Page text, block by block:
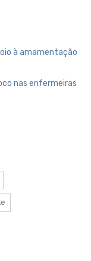
à amamentação
nas enfermeiras